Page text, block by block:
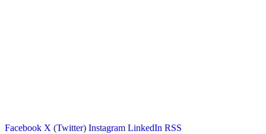
Facebook X (Twitter) Instagram LinkedIn RSS